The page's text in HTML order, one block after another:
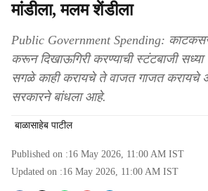
मांडीला, मलम शेंडीला
Public Government Spending: काटकसर
करून दिखाऊगिरी करण्याची स्टंटबाजी
सगळे काही करायचे ते वाजत गाजत करायचे
सरकारने बांधला आहे.
बाळासाहेब पाटील
Published on :16 May 2026, 11:00 AM IST
Updated on :16 May 2026, 11:00 AM IST